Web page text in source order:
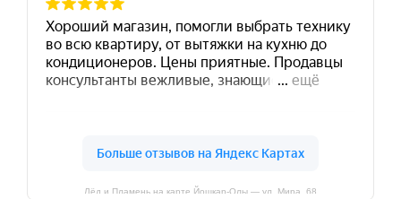
Лёд и Пламень на карте Йошкар‑Олы — ул. Мира, 68